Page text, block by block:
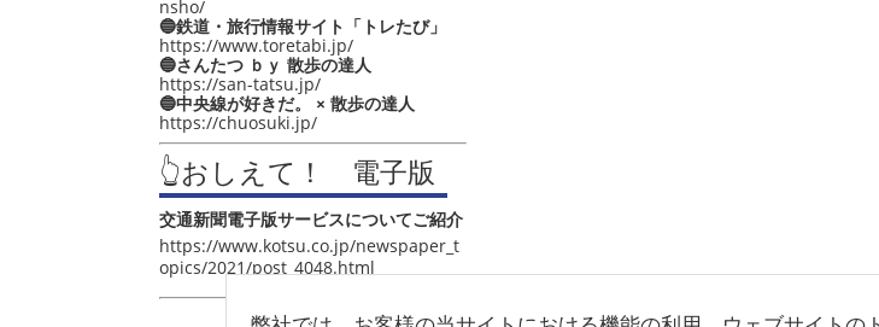
nsho/
🔵鉄道・旅行情報サイト「トレたび」
https://www.toretabi.jp/
🔵さんたつ ｂｙ 散歩の達人
https://san-tatsu.jp/
🔵中央線が好きだ。 × 散歩の達人
https://chuosuki.jp/
👆おしえて！ 電子版
交通新聞電子版サービスについてご紹介
https://www.kotsu.co.jp/newspaper_t
opics/2021/post_4048.html